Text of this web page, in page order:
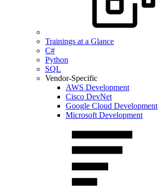
Trainings at a Glance
C#
Python
SQL
Vendor-Specific
AWS Development
Cisco DevNet
Google Cloud Development
Microsoft Development